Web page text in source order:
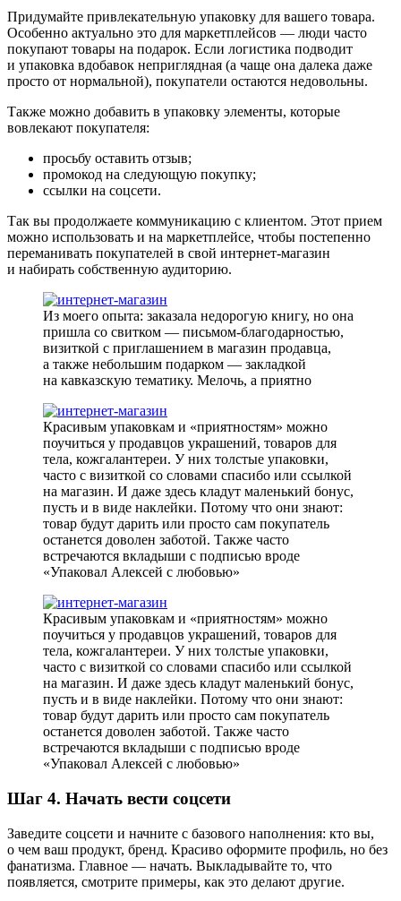
Придумайте привлекательную упаковку для вашего товара.
Особенно актуально это для маркетплейсов — люди часто
покупают товары на подарок. Если логистика подводит
и упаковка вдобавок неприглядная (а чаще она далека даже
просто от нормальной), покупатели остаются недовольны.
Также можно добавить в упаковку элементы, которые
вовлекают покупателя:
просьбу оставить отзыв;
промокод на следующую покупку;
ссылки на соцсети.
Так вы продолжаете коммуникацию с клиентом. Этот прием
можно использовать и на маркетплейсе, чтобы постепенно
переманивать покупателей в свой интернет-магазин
и набирать собственную аудиторию.
Из моего опыта: заказала недорогую книгу, но она
пришла со свитком — письмом-благодарностью,
визиткой с приглашением в магазин продавца,
а также небольшим подарком — закладкой
на кавказскую тематику. Мелочь, а приятно
Красивым упаковкам и «приятностям» можно
поучиться у продавцов украшений, товаров для
тела, кожгалантереи. У них толстые упаковки,
часто с визиткой со словами спасибо или ссылкой
на магазин. И даже здесь кладут маленький бонус,
пусть и в виде наклейки. Потому что они знают:
товар будут дарить или просто сам покупатель
останется доволен заботой. Также часто
встречаются вкладыши с подписью вроде
«Упаковал Алексей с любовью»
Красивым упаковкам и «приятностям» можно
поучиться у продавцов украшений, товаров для
тела, кожгалантереи. У них толстые упаковки,
часто с визиткой со словами спасибо или ссылкой
на магазин. И даже здесь кладут маленький бонус,
пусть и в виде наклейки. Потому что они знают:
товар будут дарить или просто сам покупатель
останется доволен заботой. Также часто
встречаются вкладыши с подписью вроде
«Упаковал Алексей с любовью»
Шаг 4. Начать вести соцсети
Заведите соцсети и начните с базового наполнения: кто вы,
о чем ваш продукт, бренд. Красиво оформите профиль, но без
фанатизма. Главное — начать. Выкладывайте то, что
появляется, смотрите примеры, как это делают другие.